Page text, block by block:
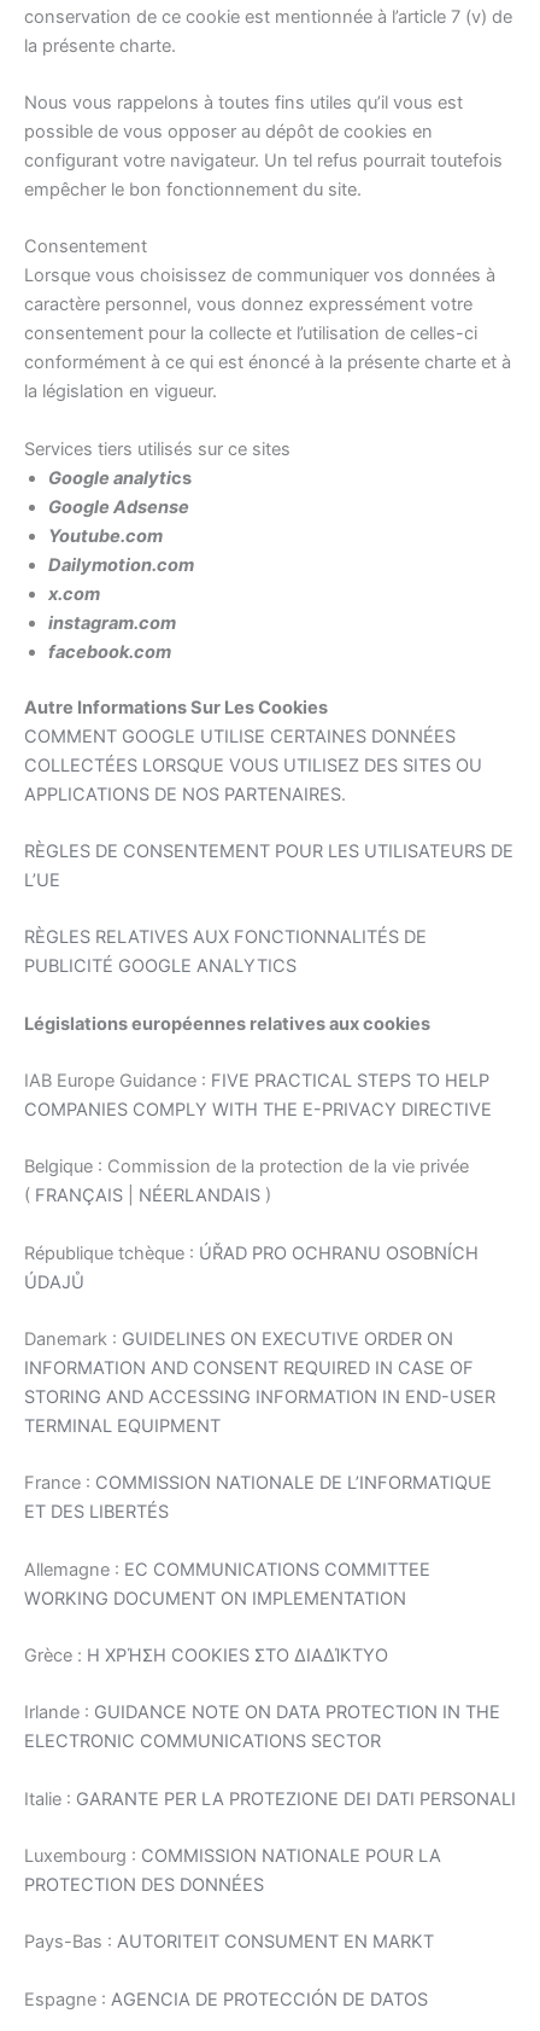
conservation de ce cookie est mentionnée à l’article 7 (v) de
la présente charte.
Nous vous rappelons à toutes fins utiles qu’il vous est
possible de vous opposer au dépôt de cookies en
configurant votre navigateur. Un tel refus pourrait toutefois
empêcher le bon fonctionnement du site.
Consentement
Lorsque vous choisissez de communiquer vos données à
caractère personnel, vous donnez expressément votre
consentement pour la collecte et l’utilisation de celles-ci
conformément à ce qui est énoncé à la présente charte et à
la législation en vigueur.
Services tiers utilisés sur ce sites
Google analytics
Google Adsense
Youtube.com
Dailymotion.com
x.com
instagram.com
facebook.com
Autre Informations Sur Les Cookies
COMMENT GOOGLE UTILISE CERTAINES DONNÉES
COLLECTÉES LORSQUE VOUS UTILISEZ DES SITES OU
APPLICATIONS DE NOS PARTENAIRES.
RÈGLES DE CONSENTEMENT POUR LES UTILISATEURS DE
L’UE
RÈGLES RELATIVES AUX FONCTIONNALITÉS DE
PUBLICITÉ GOOGLE ANALYTICS
Législations européennes relatives aux cookies
IAB Europe Guidance : FIVE PRACTICAL STEPS TO HELP
COMPANIES COMPLY WITH THE E-PRIVACY DIRECTIVE
Belgique : Commission de la protection de la vie privée
( FRANÇAIS NÉERLANDAIS )
République tchèque : ÚŘAD PRO OCHRANU OSOBNÍCH
ÚDAJŮ
Danemark : GUIDELINES ON EXECUTIVE ORDER ON
INFORMATION AND CONSENT REQUIRED IN CASE OF
STORING AND ACCESSING INFORMATION IN END-USER
TERMINAL EQUIPMENT
France : COMMISSION NATIONALE DE L’INFORMATIQUE
ET DES LIBERTÉS
Allemagne : EC COMMUNICATIONS COMMITTEE
WORKING DOCUMENT ON IMPLEMENTATION
Grèce : Η ΧΡΉΣΗ COOKIES ΣΤΟ ΔΙΑΔΊΚΤΥΟ
Irlande : GUIDANCE NOTE ON DATA PROTECTION IN THE
ELECTRONIC COMMUNICATIONS SECTOR
Italie : GARANTE PER LA PROTEZIONE DEI DATI PERSONALI
Luxembourg : COMMISSION NATIONALE POUR LA
PROTECTION DES DONNÉES
Pays-Bas : AUTORITEIT CONSUMENT EN MARKT
Espagne : AGENCIA DE PROTECCIÓN DE DATOS